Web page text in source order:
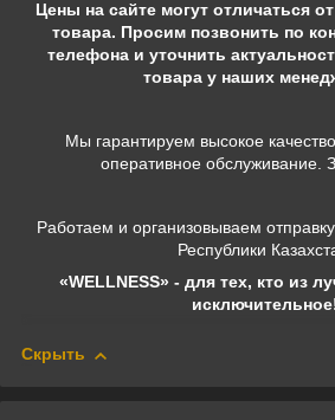
Цены на сайте могут отличаться
товара. Просим позвонить по
телефона и уточнить
товара у наших
Мы гарантируем высокое
оперативное обслуживание.
Работаем и организовываем
Республики
«WELLNESS» - для тех, кто из
Скрыть